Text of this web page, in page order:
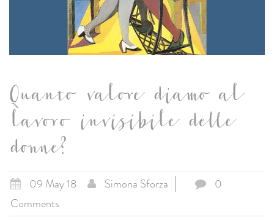
Quanto valore diamo al
lavoro invisibile delle
donne?
09 May 18 Simona Sforza
0
Comments